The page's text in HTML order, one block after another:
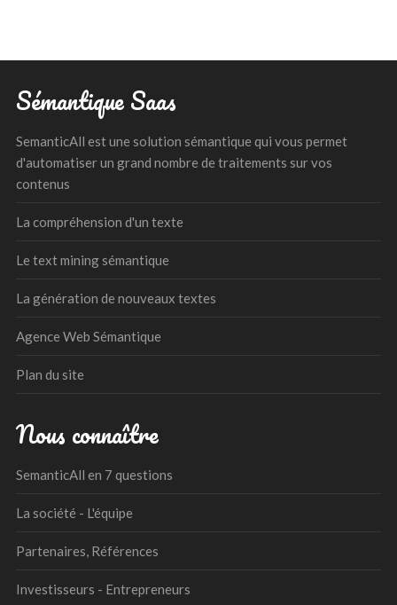
Sémantique Saas
SemanticAll est une solution sémantique qui vous permet
d'automatiser un grand nombre de traitements sur vos
contenus
La compréhension d'un texte
Le text mining sémantique
La génération de nouveaux textes
Agence Web Sémantique
Plan du site
Nous connaître
SemanticAll en 7 questions
La société - L'équipe
Partenaires, Références
Investisseurs - Entrepreneurs